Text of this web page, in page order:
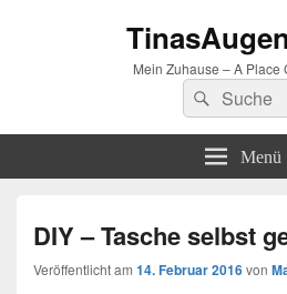
Mein Zuhause – A Place
Suchen
nach:
Suchen
Menü
DIY – Tasche selbst
Veröffentlicht am 14. Februar 2016von